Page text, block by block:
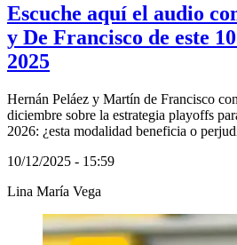
Escuche aquí el audio
y De Francisco de este
2025
Hernán Peláez y Martín de Francisco
diciembre sobre la estrategia playoffs
2026: ¿esta modalidad beneficia o
10/12/2025 - 15:59
Lina María Vega